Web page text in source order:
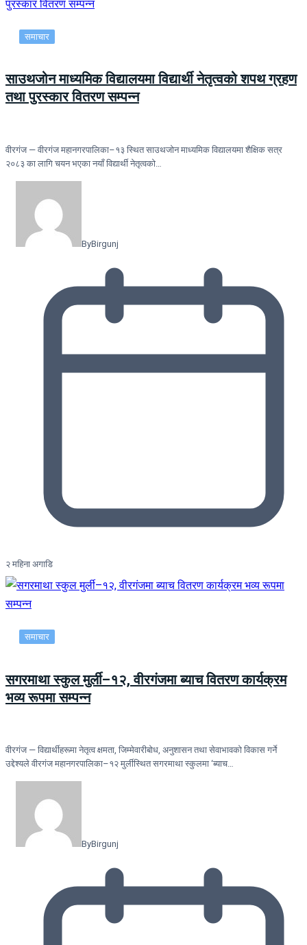
समाचार
साउथजोन माध्यमिक विद्यालयमा विद्यार्थी नेतृत्वको शपथ ग्रहण
तथा पुरस्कार वितरण सम्पन्न
वीरगंज — वीरगंज महानगरपालिका–१३ स्थित साउथजोन माध्यमिक विद्यालयमा शैक्षिक सत्र
२०८३ का लागि चयन भएका नयाँ विद्यार्थी नेतृत्वको…
ByBirgunj
२ महिना अगाडि
समाचार
सगरमाथा स्कुल मुर्ली–१२, वीरगंजमा ब्याच वितरण कार्यक्रम
भव्य रूपमा सम्पन्न
वीरगंज — विद्यार्थीहरूमा नेतृत्व क्षमता, जिम्मेवारीबोध, अनुशासन तथा सेवाभावको विकास गर्ने
उद्देश्यले वीरगंज महानगरपालिका–१२ मुर्लीस्थित सगरमाथा स्कुलमा ‘ब्याच…
ByBirgunj